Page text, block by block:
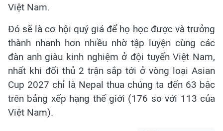
Việt Nam.
Đó sẽ là cơ hội quý giá để họ học được và trưởng
thành nhanh hơn nhiều nhờ tập luyện cùng các
đàn anh giàu kinh nghiệm ở đội tuyển Việt Nam,
nhất khi đối thủ 2 trận sắp tới ở vòng loại Asian
Cup 2027 chỉ là Nepal thua chúng ta đến 63 bậc
trên bảng xếp hạng thế giới (176 so với 113 của
Việt Nam).